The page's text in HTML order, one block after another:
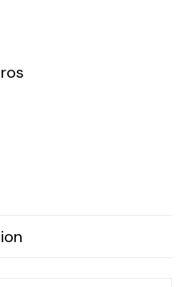
for all kinds of needs.